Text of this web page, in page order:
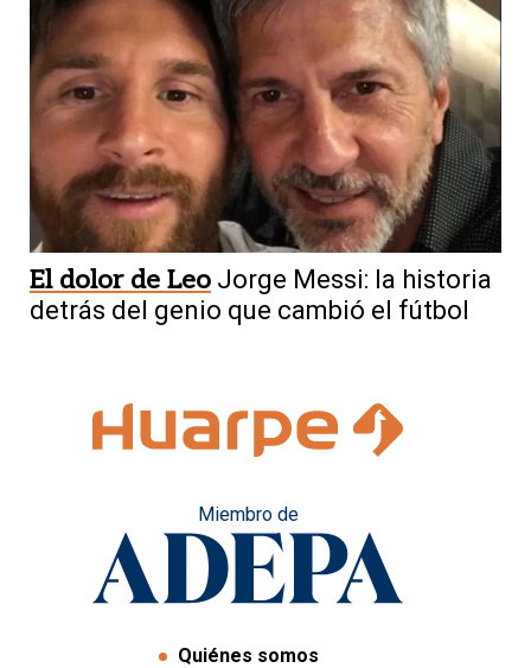
El dolor de Leo Jorge Messi: la historia
detrás del genio que cambió el fútbol
Miembro de
Quiénes somos